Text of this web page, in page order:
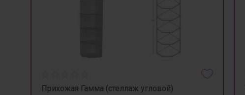
Прихожая Гамма (стеллаж угловой)